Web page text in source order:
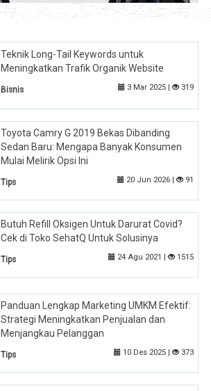
Teknik Long-Tail Keywords untuk
Meningkatkan Trafik Organik Website
Bisnis 3 Mar 2025 | 319
Toyota Camry G 2019 Bekas Dibanding
Sedan Baru: Mengapa Banyak Konsumen
Mulai Melirik Opsi Ini
Tips 20 Jun 2026 | 91
Butuh Refill Oksigen Untuk Darurat Covid?
Cek di Toko SehatQ Untuk Solusinya
Tips 24 Agu 2021 | 1515
Panduan Lengkap Marketing UMKM Efektif:
Strategi Meningkatkan Penjualan dan
Menjangkau Pelanggan
Tips 10 Des 2025 | 373